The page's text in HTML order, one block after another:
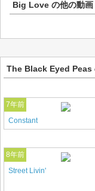
Big Love の他の動画
The Black Eyed Peas
7年前
Constant
8年前
Street Livin'